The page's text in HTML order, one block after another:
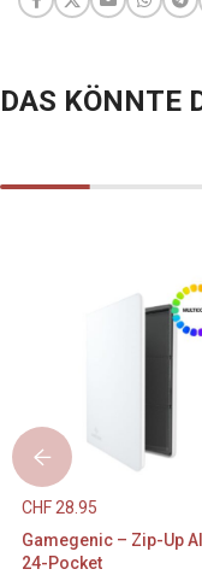
DAS KÖNNTE
CHF 28.95
Gamegenic – Zip-Up
24-Pocket